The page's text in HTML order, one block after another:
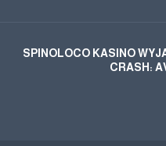
SPINOLOCO KASINO
CRASH: